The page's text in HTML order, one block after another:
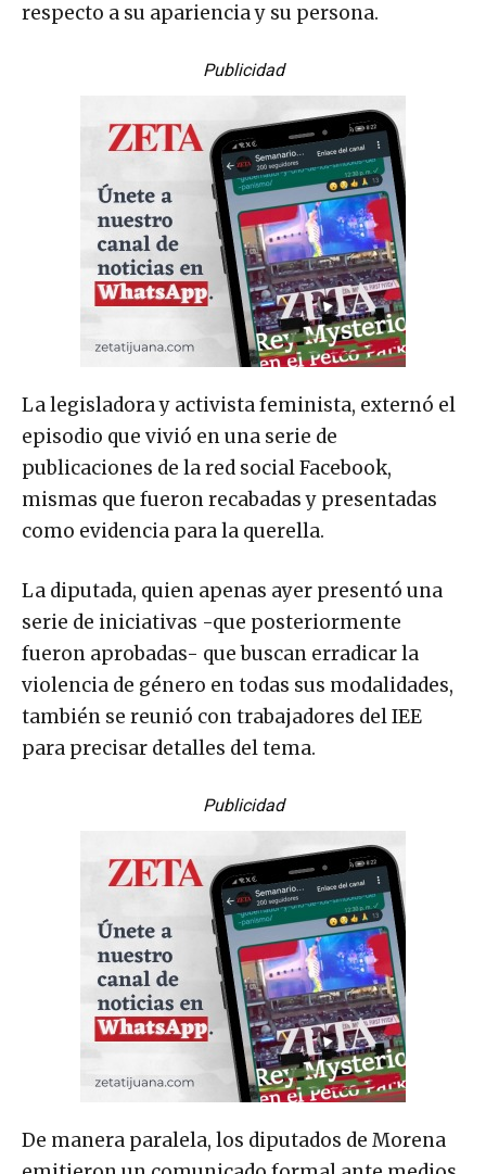
respecto a su apariencia y su persona.
Publicidad
La legisladora y activista feminista, externó el
episodio que vivió en una serie de
publicaciones de la red social Facebook,
mismas que fueron recabadas y presentadas
como evidencia para la querella.
La diputada, quien apenas ayer presentó una
serie de iniciativas -que posteriormente
fueron aprobadas- que buscan erradicar la
violencia de género en todas sus modalidades,
también se reunió con trabajadores del IEE
para precisar detalles del tema.
Publicidad
De manera paralela, los diputados de Morena